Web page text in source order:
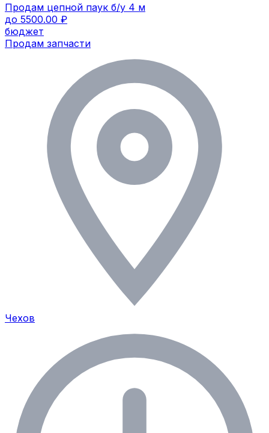
Продам цепной паук б/у 4 м
до 5500.00 ₽
бюджет
Продам запчасти
Чехов